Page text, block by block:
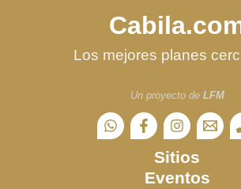
Los mejores planes
Un proyecto de LFM
Sitios
Eventos